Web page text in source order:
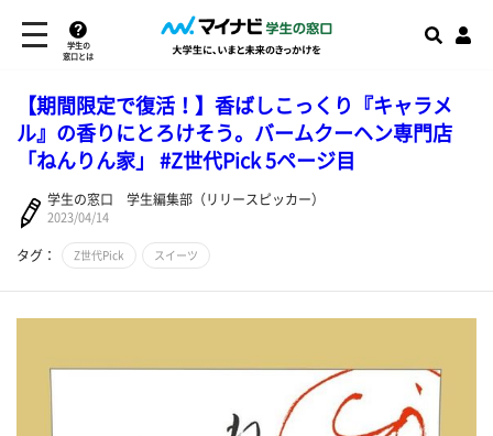
学生の
窓口とは
【期間限定で復活！】香ばしこっくり『キャラメ
ル』の香りにとろけそう。バームクーヘン専門店
「ねんりん家」 #Z世代Pick 5ページ目
学生の窓口 学生編集部（リリースピッカー）
2023/04/14
タグ： Z世代Pick スイーツ